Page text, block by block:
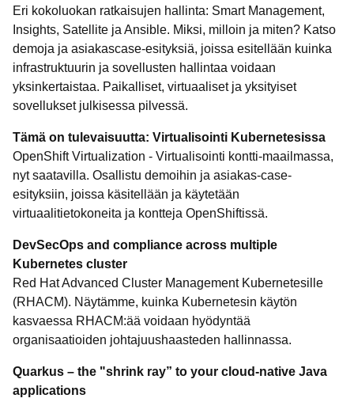
Eri kokoluokan ratkaisujen hallinta: Smart Management,
Insights, Satellite ja Ansible. Miksi, milloin ja miten? Katso
demoja ja asiakascase-esityksiä, joissa esitellään kuinka
infrastruktuurin ja sovellusten hallintaa voidaan
yksinkertaistaa. Paikalliset, virtuaaliset ja yksityiset
sovellukset julkisessa pilvessä.
Tämä on tulevaisuutta: Virtualisointi Kubernetesissa
OpenShift Virtualization - Virtualisointi kontti-maailmassa,
nyt saatavilla. Osallistu demoihin ja asiakas-case-
esityksiin, joissa käsitellään ja käytetään
virtuaalitietokoneita ja kontteja OpenShiftissä.
DevSecOps and compliance across multiple
Kubernetes cluster
Red Hat Advanced Cluster Management Kubernetesille
(RHACM). Näytämme, kuinka Kubernetesin käytön
kasvaessa RHACM:ää voidaan hyödyntää
organisaatioiden johtajuushaasteden hallinnassa.
Quarkus – the "shrink ray” to your cloud-native Java
applications